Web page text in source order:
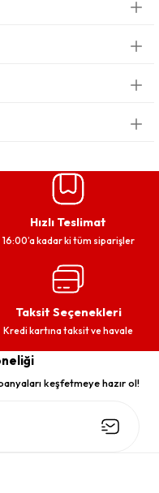
Hızlı Teslimat
16:00’a kadar ki tüm siparişler
Taksit Seçenekleri
Kredi kartına taksit ve havale
keşfetmeye hazır ol!